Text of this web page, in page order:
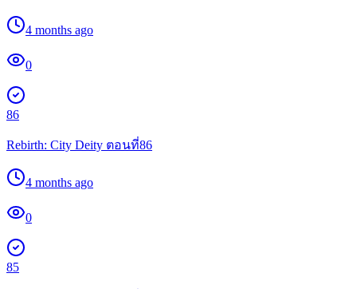
4 months ago
0
86
Rebirth: City Deity ตอนที่86
4 months ago
0
85